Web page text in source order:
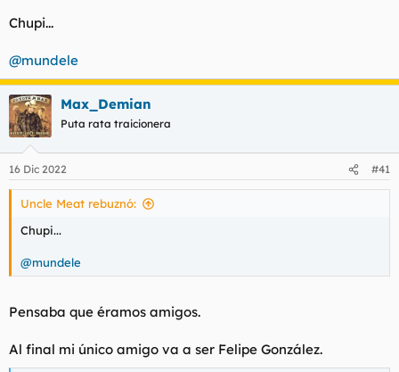
Chupi...
@mundele
Max_Demian
Puta rata traicionera
16 Dic 2022 #41
Uncle Meat rebuznó:
Chupi...
@mundele
Pensaba que éramos amigos.
Al final mi único amigo va a ser Felipe González.